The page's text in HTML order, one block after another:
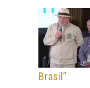
Brasil”